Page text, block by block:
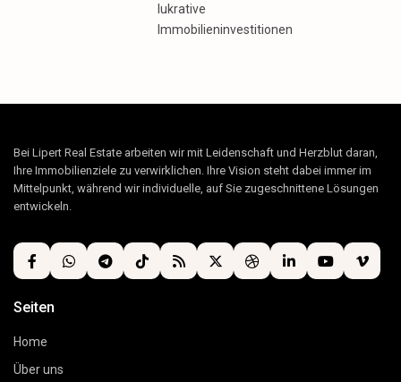
lukrative
Immobilieninvestitionen
Bei Lipert Real Estate arbeiten wir mit Leidenschaft und Herzblut daran,
Ihre Immobilienziele zu verwirklichen. Ihre Vision steht dabei immer im
Mittelpunkt, während wir individuelle, auf Sie zugeschnittene Lösungen
entwickeln.
Seiten
Home
Über uns